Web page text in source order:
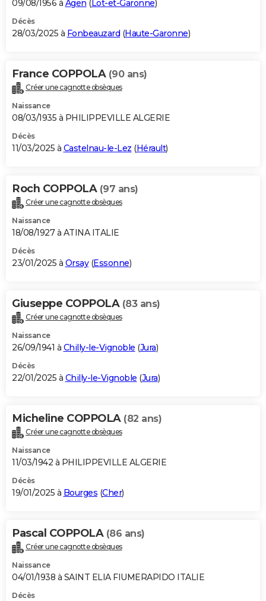
09/08/1956 à Agen ( Lot-et-Garonne)
Décès
28/03/2025 à Fonbeauzard (Haute-Garonne)
France COPPOLA (90 ans)
Créer une cagnotte obsèques
Naissance
08/03/1935 à PHILIPPEVILLE ALGERIE
Décès
11/03/2025 à Castelnau-le-Lez (Hérault)
Roch COPPOLA (97 ans)
Créer une cagnotte obsèques
Naissance
18/08/1927 à ATINA ITALIE
Décès
23/01/2025 à Orsay(Essonne)
Giuseppe COPPOLA (83 ans)
Créer une cagnotte obsèques
Naissance
26/09/1941 à Chilly-le-Vignoble (Jura)
Décès
22/01/2025 à Chilly-le-Vignoble (Jura)
Micheline COPPOLA (82 ans)
Créer une cagnotte obsèques
Naissance
11/03/1942 à PHILIPPEVILLE ALGERIE
Décès
19/01/2025 à Bourges (Cher)
Pascal COPPOLA (86 ans)
Créer une cagnotte obsèques
Naissance
04/01/1938 à SAINT ELIA FIUMERAPIDO ITALIE
Décès